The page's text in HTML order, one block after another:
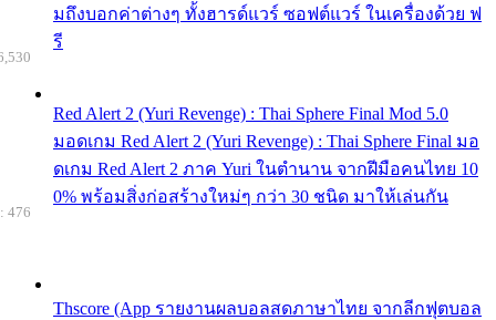
มถึงบอกค่าต่างๆ ทั้งฮารด์แวร์ ซอฟต์แวร์ ในเครื่องด้วย ฟ
รี
Red Alert 2 (Yuri Revenge) : Thai Sphere Final Mod 5.0
มอดเกม Red Alert 2 (Yuri Revenge) : Thai Sphere Final มอ
ดเกม Red Alert 2 ภาค Yuri ในตำนาน จากฝีมือคนไทย 10
0% พร้อมสิ่งก่อสร้างใหม่ๆ กว่า 30 ชนิด มาให้เล่นกัน
Thscore (App รายงานผลบอลสดภาษาไทย จากลีกฟุตบอล
476